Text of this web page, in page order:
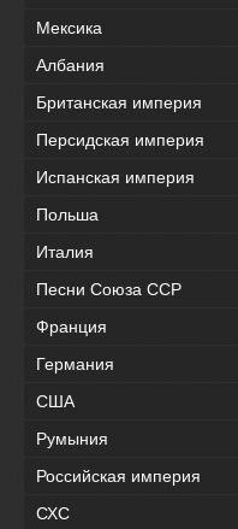
Мексика
Албания
Британская империя
Персидская империя
Испанская империя
Польша
Италия
Песни Союза ССР
Франция
Германия
США
Румыния
Российская империя
СХС